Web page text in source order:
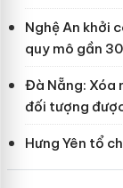
Nghệ An khởi
quy mô gần
Đà Nẵng: Xóa
đối tượng
Hưng Yên tổ